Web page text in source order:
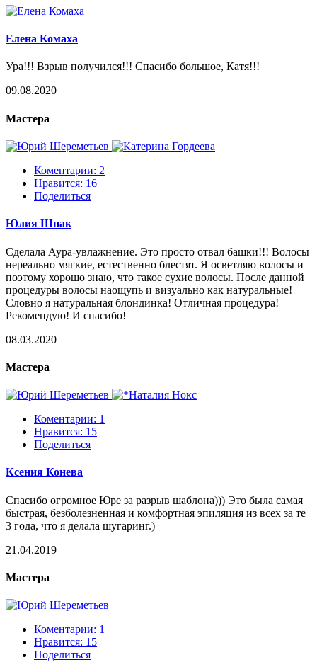
Елена Комаха
Ура!!! Взрыв получился!!! Спасибо большое, Катя!!!
09.08.2020
Мастера
Коментарии: 2
Нравится: 16
Поделиться
Юлия Шпак
Сделала Аура-увлажнение. Это просто отвал башки!!! Волосы
нереально мягкие, естественно блестят. Я осветляю волосы и
поэтому хорошо знаю, что такое сухие волосы. После данной
процедуры волосы наощупь и визуально как натуральные!
Словно я натуральная блондинка! Отличная процедура!
Рекомендую! И спасибо!
08.03.2020
Мастера
Коментарии: 1
Нравится: 15
Поделиться
Ксения Конева
Спасибо огромное Юре за разрыв шаблона))) Это была самая
быстрая, безболезненная и комфортная эпиляция из всех за те
3 года, что я делала шугаринг.)
21.04.2019
Мастера
Коментарии: 1
Нравится: 15
Поделиться